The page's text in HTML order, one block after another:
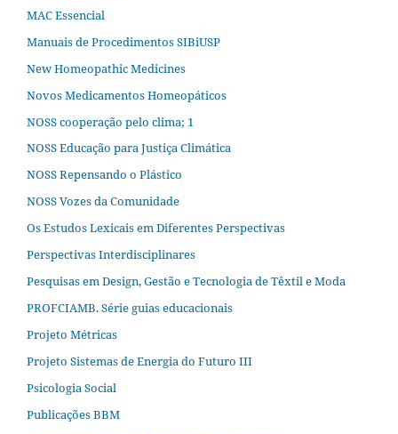
MAC Essencial
Manuais de Procedimentos SIBiUSP
New Homeopathic Medicines
Novos Medicamentos Homeopáticos
NOSS cooperação pelo clima; 1
NOSS Educação para Justiça Climática
NOSS Repensando o Plástico
NOSS Vozes da Comunidade
Os Estudos Lexicais em Diferentes Perspectivas
Perspectivas Interdisciplinares
Pesquisas em Design, Gestão e Tecnologia de Têxtil e Moda
PROFCIAMB. Série guias educacionais
Projeto Métricas
Projeto Sistemas de Energia do Futuro III
Psicologia Social
Publicações BBM